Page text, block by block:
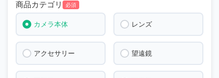
商品カテゴリ 必須
カメラ本体 レンズ
アクセサリー 望遠鏡